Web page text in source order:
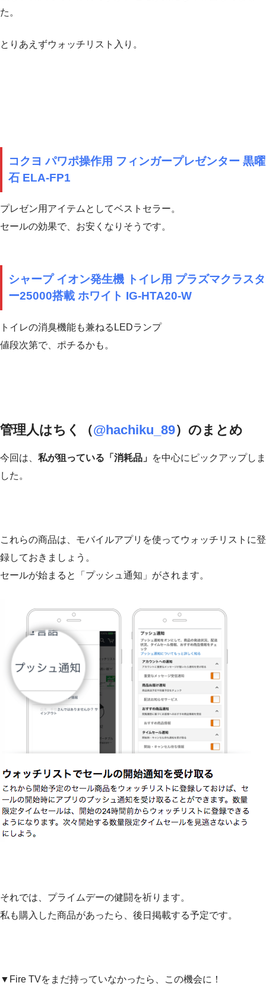
た。
とりあえずウォッチリスト入り。
コクヨ パワポ操作用 フィンガープレゼンター 黒曜
石 ELA-FP1
プレゼン用アイテムとしてベストセラー。
セールの効果で、お安くなりそうです。
シャープ イオン発生機 トイレ用 プラズマクラスタ
ー25000搭載 ホワイト IG-HTA20-W
トイレの消臭機能も兼ねるLEDランプ
値段次第で、ポチるかも。
管理人はちく（@hachiku_89）のまとめ
今回は、 私が狙っている「消耗品」 を中心にピックアップしま
した。
これらの商品は、モバイルアプリを使ってウォッチリストに登
録しておきましょう。
セールが始まると「プッシュ通知」がされます。
それでは、プライムデーの健闘を祈ります。
私も購入した商品があったら、後日掲載する予定です。
▼Fire TVをまだ持っていなかったら、この機会に！